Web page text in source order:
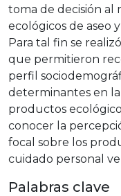
toma de decisión
ecológicos de aseo
Para tal fin se
que permitieron
perfil
determinantes en
productos
conocer la
focal sobre los
cuidado personal
Palabras clave